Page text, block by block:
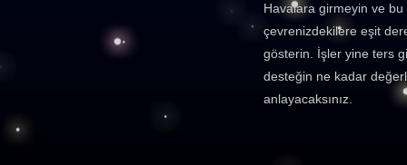
Havalara girmeyin ve bu
çevrenizdekilere eşit
gösterin. İşler yine ters
desteğin ne kadar
anlayacaksınız.